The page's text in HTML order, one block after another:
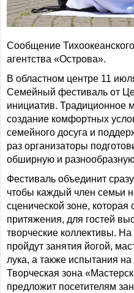
Сообщение
агентства «Острова».
В областном центре 11
Семейный фестиваль от
инициатив. Традиционное
создание комфортных
семейного досуга и
раз организаторы
обширную и
Фестиваль объединит
чтобы каждый член семьи
сценической зоне, которая
притяжения, для гостей
творческие коллективы.
пройдут занятия йогой,
лука, а также испытания на
Творческая зона
предложит посетителям